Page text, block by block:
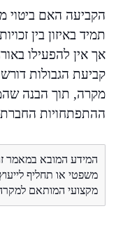
הקביעה האם ביטוי
תמיד באיזון בין
אך אין להפעילו
קביעת הגבולות
מקרה, תוך הבנה
ההתפתחויות
המידע המובא במאמר זה
משפטי או תחליף
מקצועי המותאם